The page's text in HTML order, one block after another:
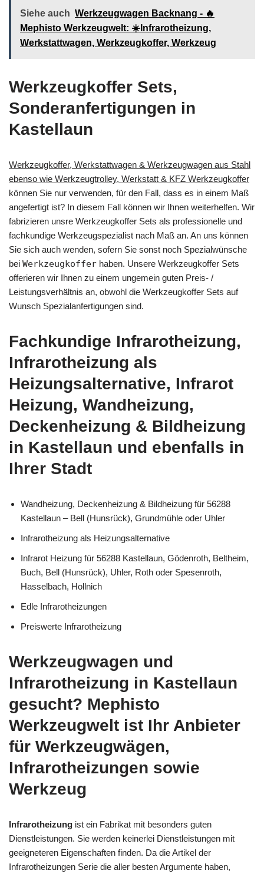
Siehe auch Werkzeugwagen Backnang - 🔥
Mephisto Werkzeugwelt: ☀️Infrarotheizung,
Werkstattwagen, Werkzeugkoffer, Werkzeug
Werkzeugkoffer Sets,
Sonderanfertigungen in
Kastellaun
Werkzeugkoffer, Werkstattwagen & Werkzeugwagen aus Stahl
ebenso wie Werkzeugtrolley, Werkstatt & KFZ Werkzeugkoffer
können Sie nur verwenden, für den Fall, dass es in einem Maß
angefertigt ist? In diesem Fall können wir Ihnen weiterhelfen. Wir
fabrizieren unsre Werkzeugkoffer Sets als professionelle und
fachkundige Werkzeugspezialist nach Maß an. An uns können
Sie sich auch wenden, sofern Sie sonst noch Spezialwünsche
bei Werkzeugkoffer haben. Unsere Werkzeugkoffer Sets
offerieren wir Ihnen zu einem ungemein guten Preis- /
Leistungsverhältnis an, obwohl die Werkzeugkoffer Sets auf
Wunsch Spezialanfertigungen sind.
Fachkundige Infrarotheizung,
Infrarotheizung als
Heizungsalternative, Infrarot
Heizung, Wandheizung,
Deckenheizung & Bildheizung
in Kastellaun und ebenfalls in
Ihrer Stadt
Wandheizung, Deckenheizung & Bildheizung für 56288
Kastellaun – Bell (Hunsrück), Grundmühle oder Uhler
Infrarotheizung als Heizungsalternative
Infrarot Heizung für 56288 Kastellaun, Gödenroth, Beltheim,
Buch, Bell (Hunsrück), Uhler, Roth oder Spesenroth,
Hasselbach, Hollnich
Edle Infrarotheizungen
Preiswerte Infrarotheizung
Werkzeugwagen und
Infrarotheizung in Kastellaun
gesucht? Mephisto
Werkzeugwelt ist Ihr Anbieter
für Werkzeugwägen,
Infrarotheizungen sowie
Werkzeug
Infrarotheizung ist ein Fabrikat mit besonders guten
Dienstleistungen. Sie werden keinerlei Dienstleistungen mit
geeigneteren Eigenschaften finden. Da die Artikel der
Infrarotheizungen Serie die aller besten Argumente haben,